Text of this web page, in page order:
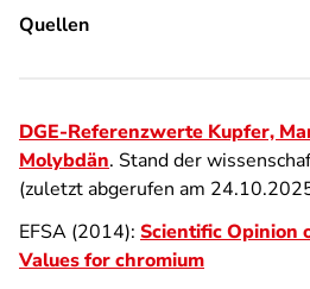
Quellen
DGE-Referenzwerte Kupfer,
Molybdän. Stand der
(zuletzt abgerufen am
EFSA (2014): Scientific Opinion
Values for chromium